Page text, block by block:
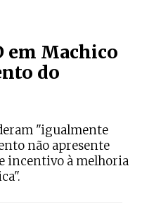
em Machico
do
"igualmente
não apresente
incentivo à melhoria